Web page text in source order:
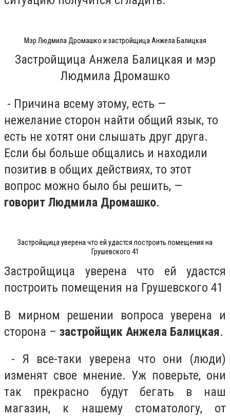
Мэр Людмила Дромашко и застройщица Анжела Балицкая
Застройщица Анжела Балицкая и мэр
Людмила Дромашко
- Причина всему этому, есть —
нежелание сторон найти общий язык, то
есть не хотят они слышать друг друга.
Если бы больше общались и находили
позитив в общих действиях, то этот
вопрос можно было бы решить, —
говорит Людмила Дромашко.
Застройщица уверена что ей удастся построить помещения на
Грушевского 41
Застройщица уверена что ей удастся
построить помещения на Грушевского 41
В мирном решении вопроса уверена и
сторона – застройщик Анжела Балицкая.
- Я все-таки уверена что они (люди)
изменят свое мнение. Уж поверьте, они
так прекрасно будут бегать в наш
магазин, к нашему стоматологу, от